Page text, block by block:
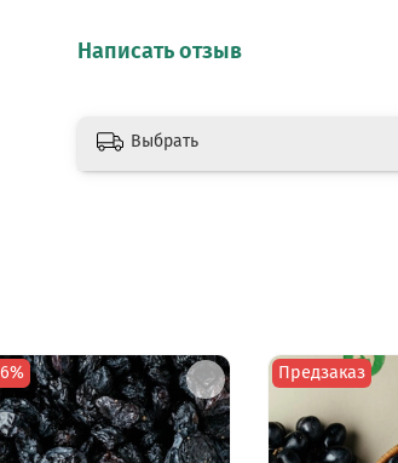
Написать отзыв
Выбрать
Предзаказ